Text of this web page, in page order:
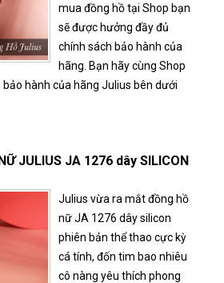
mua đồng hồ tại Shop bạn
sẽ được hưởng đầy đủ
chính sách bảo hành của
hãng. Bạn hãy cùng Shop
hành của hãng Julius bên dưới
JULIUS JA 1276 dây SILICON
Julius vừa ra mắt đồng hồ
nữ JA 1276 dây silicon
phiên bản thể thao cực kỳ
cá tính, đốn tim bao nhiêu
cô nàng yêu thích phong